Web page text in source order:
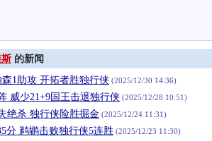
的新闻
森1助攻 开拓者胜独行侠 (2025/12/30 14:36)
威少21+9国王击退独行侠 (2025/12/28 10:51)
绝杀 独行侠险胜掘金 (2025/12/24 11:31)
分 鹈鹕击败独行侠5连胜 (2025/12/23 11:30)